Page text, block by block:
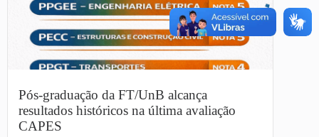
Pós-graduação da FT/UnB alcança
resultados históricos na última avaliação
CAPES